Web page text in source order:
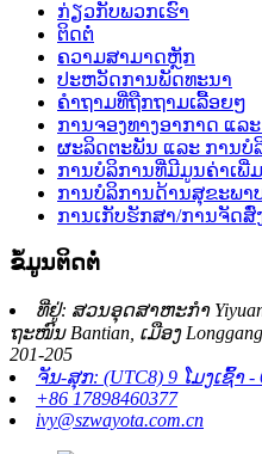
ກ່ຽວກັບພວກເຮົາ
ຕິດຕໍ່
ຄວາມສາມາດຫຼັກ
ປະຫວັດການພັດທະນາ
ຄຳຖາມທີ່ຖືກຖາມເລື້ອຍໆ
ການຈອງທາງອາກາດ ແລ
ຜະລິດຕະພັນ ແລະ ການບໍ
ການບໍລິການທີ່ມີມູນຄ່າເພີ່ມ
ການບໍລິການດ້ານສຸຂະພາບ
ການເກັບຮັກສາ/ການຈັດສົ່
ຂໍ້ມູນຕິດຕໍ່
ທີ່ຢູ່: ສວນອຸດສາຫະກຳ
ຖະໜົນ Bantian, ເມືອງ
201-205
ຈັນ-ສຸກ: (UTC8) 9 ໂມງເຊົ້າ -
+86 17898460377
ivy@szwayota.com.cn